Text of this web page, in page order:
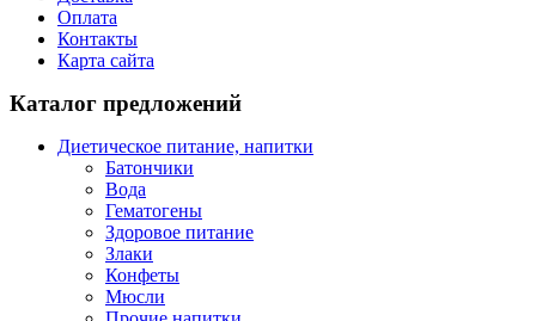
Оплата
Контакты
Карта сайта
Каталог предложений
Диетическое питание, напитки
Батончики
Вода
Гематогены
Здоровое питание
Злаки
Конфеты
Мюсли